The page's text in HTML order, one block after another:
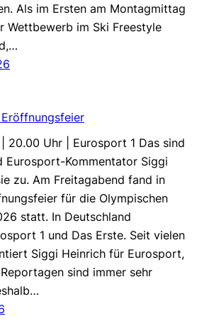
Als im Ersten am Montagmittag
Wettbewerb im Ski Freestyle
20.00 Uhr | Eurosport 1 Das sind
Eurosport-Kommentator Siggi
zu. Am Freitagabend fand in
für die Olympischen
statt. In Deutschland
1 und Das Erste. Seit vielen
Siggi Heinrich für Eurosport,
sind immer sehr